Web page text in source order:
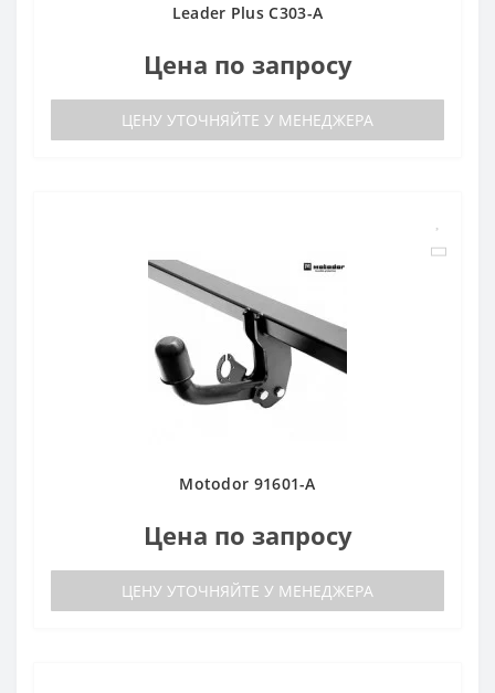
Leader Plus C303-A
Цена по запросу
ЦЕНУ УТОЧНЯЙТЕ У МЕНЕДЖЕРА
Motodor 91601-A
Цена по запросу
ЦЕНУ УТОЧНЯЙТЕ У МЕНЕДЖЕРА